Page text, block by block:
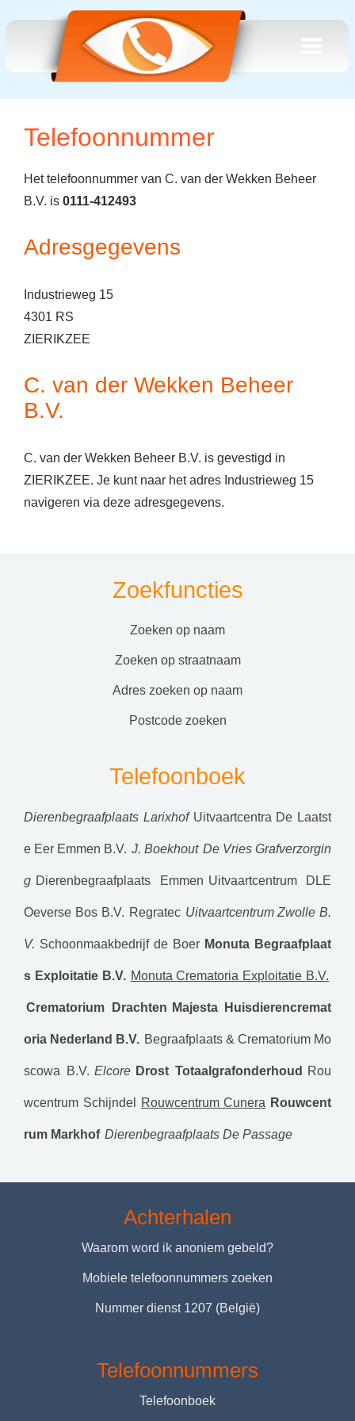
Telefoonnummer
Het telefoonnummer van C. van der Wekken Beheer
B.V. is 0111-412493
Adresgegevens
Industrieweg 15
4301 RS
ZIERIKZEE
C. van der Wekken Beheer
B.V.
C. van der Wekken Beheer B.V. is gevestigd in
ZIERIKZEE. Je kunt naar het adres Industrieweg 15
navigeren via deze adresgegevens.
Zoekfuncties
zoeken op naam
zoeken op straatnaam
adres zoeken op naam
postcode zoeken
Telefoonboek
Dierenbegraafplaats Larixhof Uitvaartcentra De Laatst
e Eer Emmen B.V. J. Boekhout De Vries Grafverzorgin
g Dierenbegraafplaats Emmen Uitvaartcentrum DLE
Oeverse Bos B.V. Regratec Uitvaartcentrum Zwolle B.
V. Schoonmaakbedrijf de Boer Monuta Begraafplaat
s Exploitatie B.V. Monuta Crematoria Exploitatie B.V.
Crematorium Drachten Majesta Huisdierencremat
oria Nederland B.V. Begraafplaats & Crematorium Mo
scowa B.V. Elcore Drost Totaalgrafonderhoud Rou
wcentrum Schijndel Rouwcentrum Cunera Rouwcent
rum Markhof Dierenbegraafplaats De Passage
Achterhalen
Waarom word ik anoniem gebeld?
Mobiele telefoonnummers zoeken
Nummer dienst 1207 (België)
Telefoonnummers
Telefoonboek